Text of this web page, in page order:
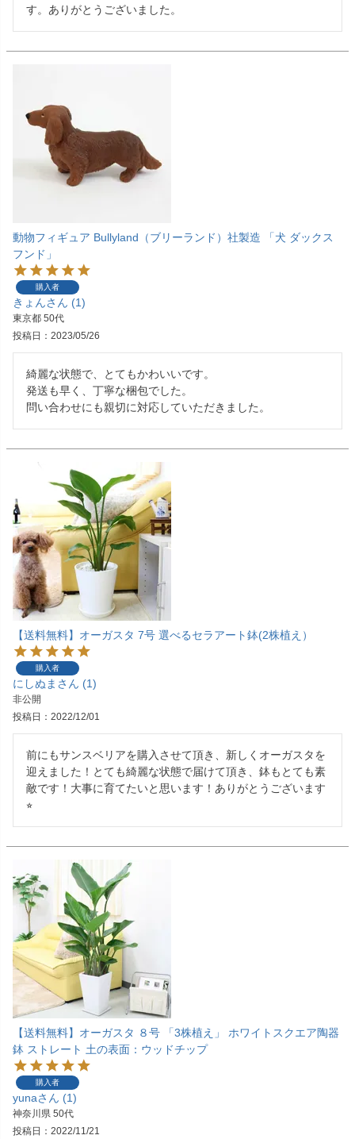
す。ありがとうございました。
動物フィギュア Bullyland（ブリーランド）社製造 「犬 ダックス
フンド」
購入者
きょん 1
東京都 50代
投稿日
2023/05/26
綺麗な状態で、とてもかわいいです。
発送も早く、丁寧な梱包でした。
【送料無料】オーガスタ 7号 選べるセラアート鉢(2株植え）
購入者
にしぬま 1
非公開
投稿日
2022/12/01
前にもサンスベリアを購入させて頂き、新しくオーガスタを
迎えました！とても綺麗な状態で届けて頂き、鉢もとても素
敵です！大事に育てたいと思います！ありがとうございます
⭐︎
【送料無料】オーガスタ ８号 「3株植え」 ホワイトスクエア陶器
鉢 ストレート 土の表面：ウッドチップ
購入者
yuna 1
神奈川県 50代
投稿日
2022/11/21